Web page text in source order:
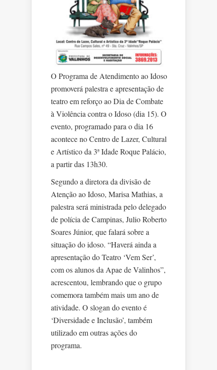
O Programa de Atendimento ao Idoso
promoverá palestra e apresentação de
teatro em reforço ao Dia de Combate
à Violência contra o Idoso (dia 15). O
evento, programado para o dia 16
acontece no Centro de Lazer, Cultural
e Artístico da 3ª Idade Roque Palácio,
a partir das 13h30.
Segundo a diretora da divisão de
Atenção ao Idoso, Marisa Mathias, a
palestra será ministrada pelo delegado
de polícia de Campinas, Julio Roberto
Soares Júnior, que falará sobre a
situação do idoso. “Haverá ainda a
apresentação do Teatro ‘Vem Ser’,
com os alunos da Apae de Valinhos”,
acrescentou, lembrando que o grupo
comemora também mais um ano de
atividade. O slogan do evento é
‘Diversidade e Inclusão’, também
utilizado em outras ações do
programa.